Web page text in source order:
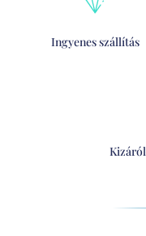
Ingyenes szállítás